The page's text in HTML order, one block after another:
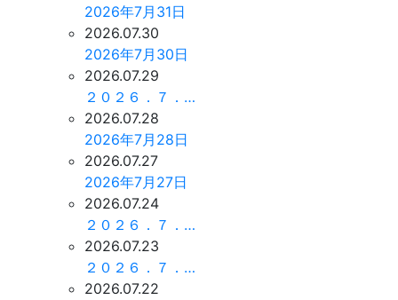
2026年7月31日
2026.07.30
2026年7月30日
2026.07.29
２０２６．７．…
2026.07.28
2026年7月28日
2026.07.27
2026年7月27日
2026.07.24
２０２６．７．…
2026.07.23
２０２６．７．…
2026.07.22